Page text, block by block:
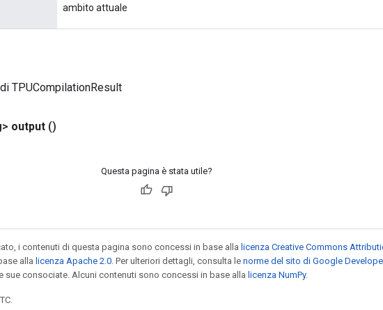
ambito attuale
TPUCompilationResult
output ()
Questa pagina è stata utile?
i contenuti di questa pagina sono concessi in base alla licenza Creative Commons
alla licenza Apache 2.0 . Per ulteriori dettagli, consulta le norme del sito di Google
sue consociate. Alcuni contenuti sono concessi in base alla licenza NumPy.